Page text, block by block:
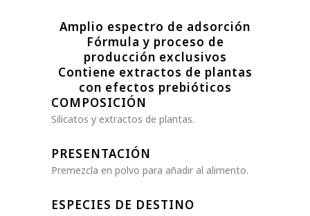
Amplio espectro de adsorción
Fórmula y proceso de
producción exclusivos
Contiene extractos de plantas
con efectos prebióticos
COMPOSICIÓN
Silicatos y extractos de plantas.
PRESENTACIÓN
Premezcla en polvo para añadir al alimento.
ESPECIES DE DESTINO